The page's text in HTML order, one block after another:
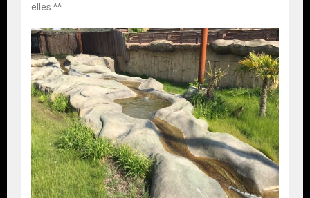
elles ^^